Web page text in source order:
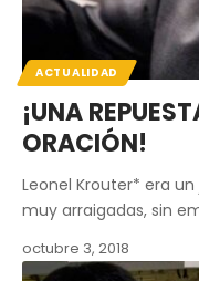
ACTUALIDAD
¡UNA
ORACIÓN!
Leonel Krouter* era
muy arraigadas, sin
octubre 3, 2018